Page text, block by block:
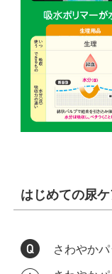
はじめての尿
さわやか